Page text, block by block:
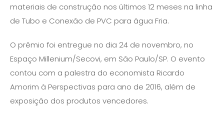
materiais de construção nos últimos 12 meses na linha
de Tubo e Conexão de PVC para água Fria.
O prêmio foi entregue no dia 24 de novembro, no
Espaço Millenium/Secovi, em São Paulo/SP. O evento
contou com a palestra do economista Ricardo
Amorim à Perspectivas para ano de 2016, além de
exposição dos produtos vencedores.